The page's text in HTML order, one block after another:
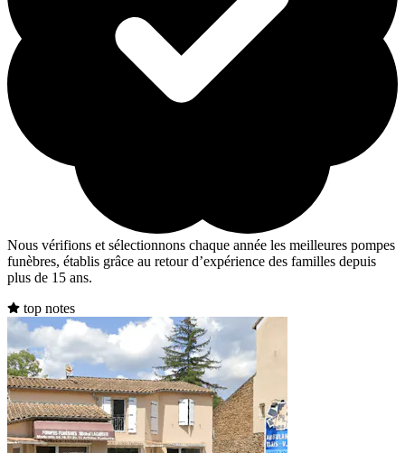
Nous vérifions et sélectionnons chaque année les meilleures pompes
funèbres, établis grâce au retour d’expérience des familles depuis
plus de 15 ans.
top notes